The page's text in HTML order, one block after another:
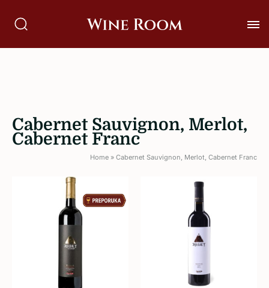
Cabernet Sauvignon, Merlot,
Cabernet Franc
Home » Cabernet Sauvignon, Merlot, Cabernet Franc